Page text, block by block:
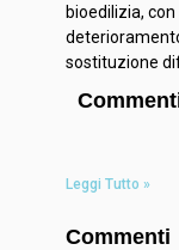
bioedilizia,
sostituzione
Leggi Tutto »
Commenti